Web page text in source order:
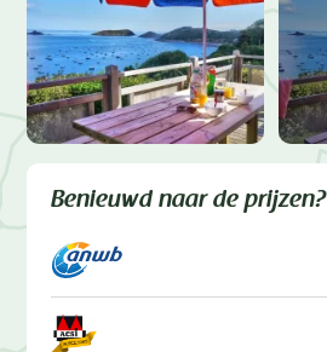
Benieuwd naar de prijzen?